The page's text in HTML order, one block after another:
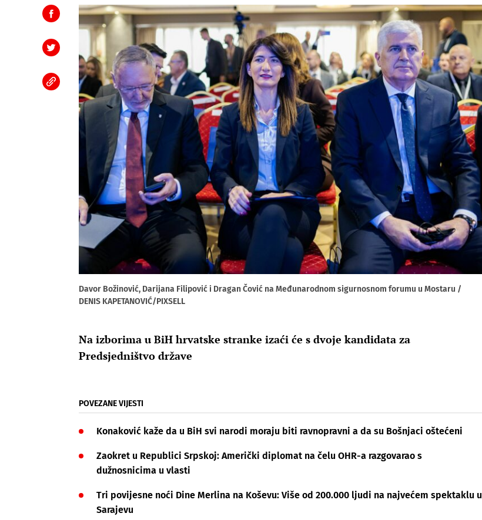
Davor Božinović, Darijana Filipović i Dragan Čović na Međunarodnom sigurnosnom forumu u Mostaru /
DENIS KAPETANOVIĆ/PIXSELL
Na izborima u BiH hrvatske stranke izaći će s dvoje kandidata za
Predsjedništvo države
POVEZANE VIJESTI
Konaković kaže da u BiH svi narodi moraju biti ravnopravni a da su Bošnjaci oštećeni
Zaokret u Republici Srpskoj: Američki diplomat na čelu OHR-a razgovarao s
dužnosnicima u vlasti
Tri povijesne noći Dine Merlina na Koševu: Više od 200.000 ljudi na najvećem spektaklu u
Sarajevu